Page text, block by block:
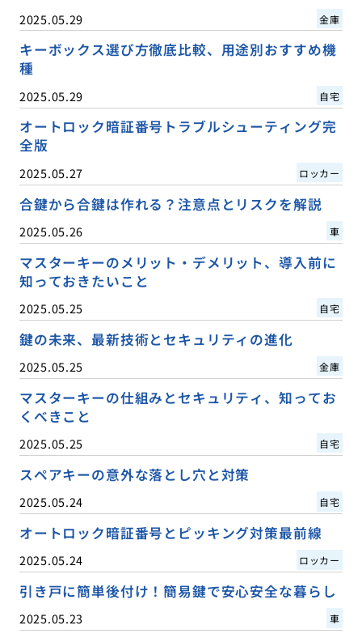
2025.05.29 金庫
キーボックス選び方徹底比較、用途別おすすめ機
種
2025.05.29 自宅
オートロック暗証番号トラブルシューティング完
全版
2025.05.27 ロッカー
合鍵から合鍵は作れる？注意点とリスクを解説
2025.05.26 車
マスターキーのメリット・デメリット、導入前に
知っておきたいこと
2025.05.25 自宅
鍵の未来、最新技術とセキュリティの進化
2025.05.25 金庫
マスターキーの仕組みとセキュリティ、知ってお
くべきこと
2025.05.25 自宅
スペアキーの意外な落とし穴と対策
2025.05.24 自宅
オートロック暗証番号とピッキング対策最前線
2025.05.24 ロッカー
引き戸に簡単後付け！簡易鍵で安心安全な暮らし
2025.05.23 車